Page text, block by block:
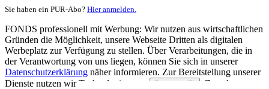
Sie haben ein PUR-Abo? Hier anmelden.
FONDS professionell mit Werbung: Wir nutzen aus wirtschaftlichen
Gründen die Möglichkeit, unsere Webseite Dritten als digitalen
Werbeplatz zur Verfügung zu stellen. Über Verarbeitungen, die in
der Verantwortung von uns liegen, können Sie sich in unserer
Datenschutzerklärung näher informieren. Zur Bereitstellung unserer
Dienste nutzen wir Technologien von
Partnern (5)
. Zwecke: